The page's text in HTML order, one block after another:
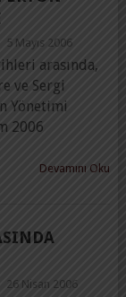
5 Mayıs 2006
arasında,
ve Sergi
Yönetimi
2006
Devamını Oku
26 Nisan 2006